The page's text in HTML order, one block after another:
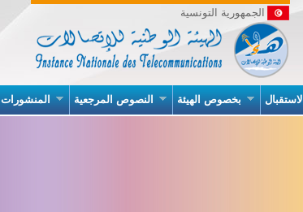
الجمهورية التونسية
الاستقبال بخصوص الهيئة النصوص المرجعية المنشورات